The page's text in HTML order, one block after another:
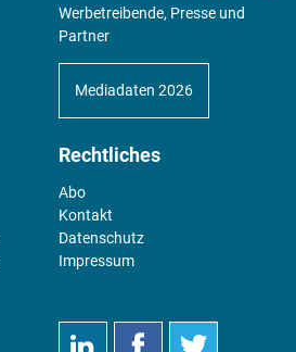
Werbetreibende, Presse und
Partner
Mediadaten 2026
Rechtliches
Abo
Kontakt
Datenschutz
Impressum